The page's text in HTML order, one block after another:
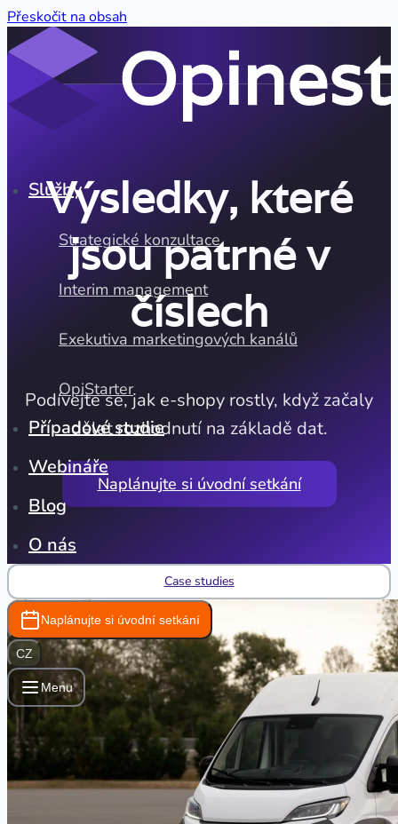
Přeskočit na obsah
Služby
Strategické konzultace
Interim management
Exekutiva marketingových kanálů
OpiStarter
Případové studie
Webináře
Blog
O nás
Naplánujte si úvodní setkání
CZ
Menu
Výsledky, které
jsou patrné v
číslech
Podívejte se, jak e-shopy rostly, když začaly
dělat rozhodnutí na základě dat.
Naplánujte si úvodní setkání
Case studies